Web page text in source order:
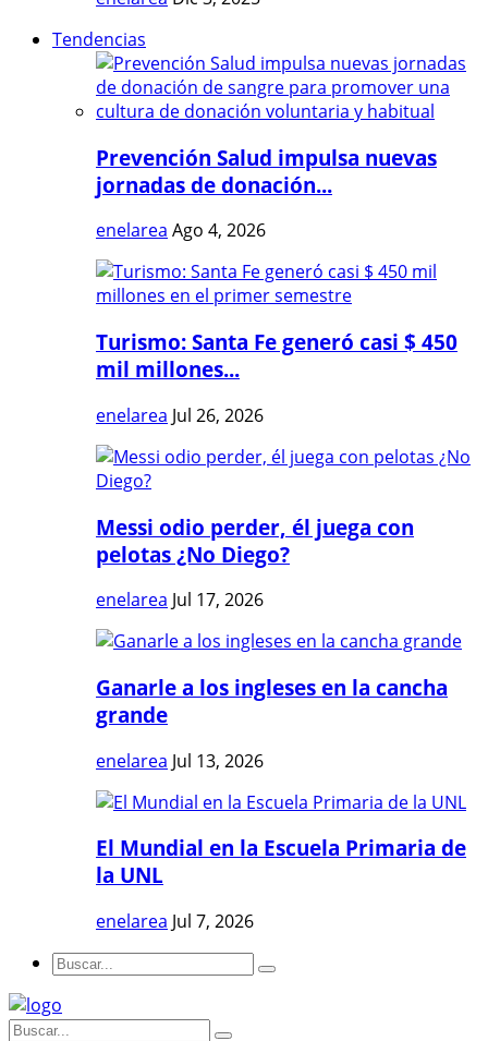
Tendencias
Prevención Salud impulsa nuevas
jornadas de donación...
enelarea Ago 4, 2026
Turismo: Santa Fe generó casi $ 450
mil millones...
enelarea Jul 26, 2026
Messi odio perder, él juega con
pelotas ¿No Diego?
enelarea Jul 17, 2026
Ganarle a los ingleses en la cancha
grande
enelarea Jul 13, 2026
El Mundial en la Escuela Primaria de
la UNL
enelarea Jul 7, 2026